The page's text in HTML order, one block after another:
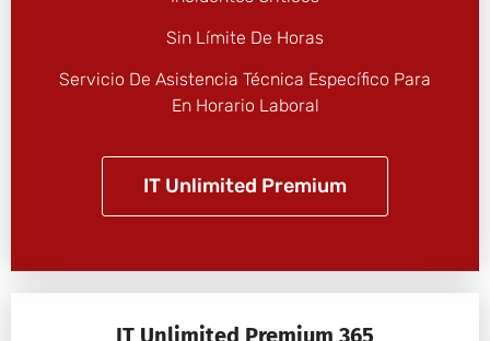
Sin Límite De Horas
Servicio De Asistencia Técnica Específico Para
En Horario Laboral
IT Unlimited Premium
IT Unlimited Premium 365